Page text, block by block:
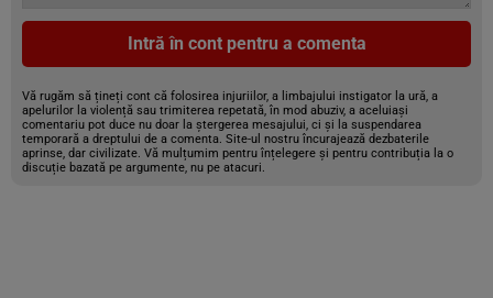
Intră în cont pentru a comenta
Vă rugăm să țineți cont că folosirea injuriilor, a limbajului instigator la ură, a
apelurilor la violență sau trimiterea repetată, în mod abuziv, a aceluiași
comentariu pot duce nu doar la ștergerea mesajului, ci și la suspendarea
temporară a dreptului de a comenta. Site-ul nostru încurajează dezbaterile
aprinse, dar civilizate. Vă mulțumim pentru înțelegere și pentru contribuția la o
discuție bazată pe argumente, nu pe atacuri.